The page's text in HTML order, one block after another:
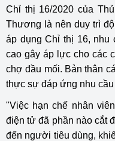
Chỉ thị 16/2020 của
Thương là nên duy trì
áp dụng Chỉ thị 16, nhu
cao gây áp lực cho các
chợ đầu mối. Bản thân
thực sự đáp ứng nhu
"Việc hạn chế nhân
điện tử đã phần nào cắt
đến người tiêu dùng,